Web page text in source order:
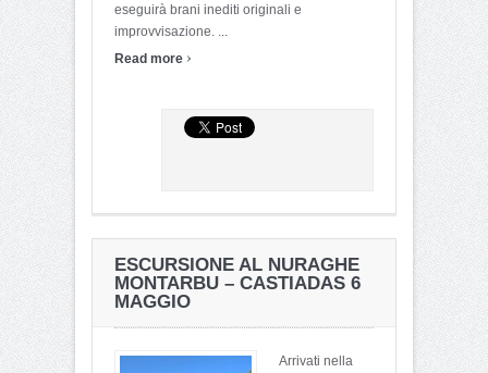
eseguirà brani inediti originali e
improvvisazione. ...
Read more ›
ESCURSIONE AL NURAGHE
MONTARBU – CASTIADAS 6
MAGGIO
Arrivati nella